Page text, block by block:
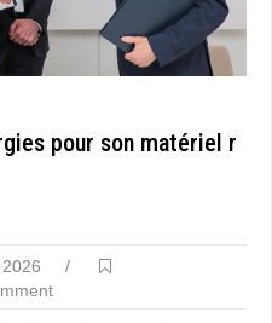
pour son matériel r
/